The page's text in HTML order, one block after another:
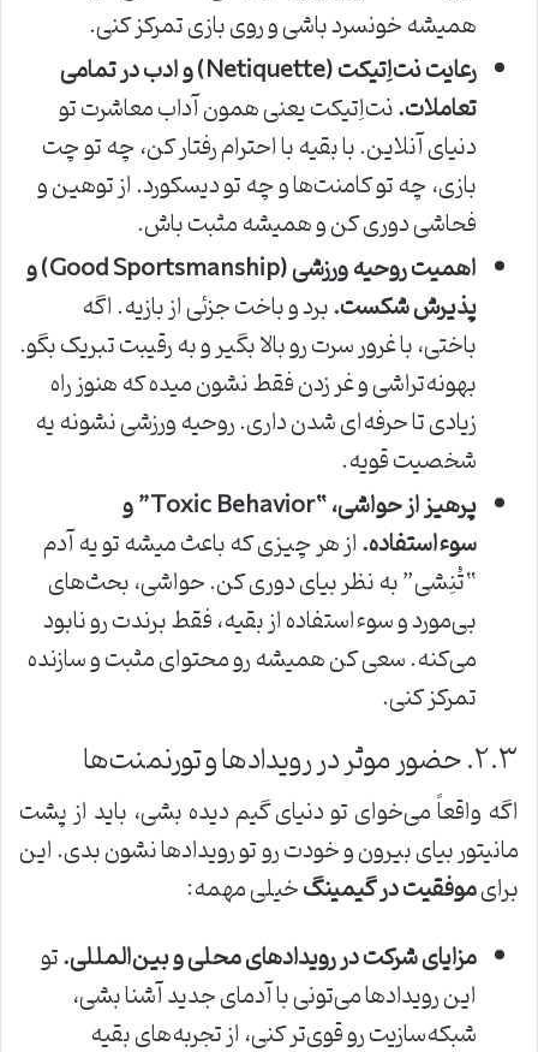
همیشه خونسرد باشی و روی بازی تمرکز کنی.
رعایت نت‌اِتیکت (Netiquette) و ادب در تمامی
تعاملات.نت‌اِتیکت یعنی همون آداب معاشرت تو
دنیای آنلاین. با بقیه با احترام رفتار کن، چه تو چت
بازی، چه تو کامنت‌ها و چه تو دیسکورد. از توهین و
فحاشی دوری کن و همیشه مثبت باش.
اهمیت روحیه ورزشی (Good Sportsmanship) و
پذیرش شکست.برد و باخت جزئی از بازیه. اگه
باختی، با غرور سرت رو بالا بگیر و به رقیبت تبریک بگو.
بهونه‌تراشی و غر زدن فقط نشون میده که هنوز راه
زیادی تا حرفه‌ای شدن داری. روحیه ورزشی نشونه یه
شخصیت قویه.
پرهیز از حواشی، “Toxic Behavior” و
سوءاستفاده.از هر چیزی که باعث میشه تو یه آدم
“تُنِشی” به نظر بیای دوری کن. حواشی، بحث‌های
بی‌مورد و سوءاستفاده از بقیه، فقط برندت رو نابود
می‌کنه. سعی کن همیشه رو محتوای مثبت و سازنده
تمرکز کنی.
۲.۳. حضور موثر در رویدادها و تورنمنت‌ها
اگه واقعاً می‌خوای تو دنیای گیم دیده بشی، باید از پشت
مانیتور بیای بیرون و خودت رو تو رویدادها نشون بدی. این
برایموفقیت در گیمینگخیلی مهمه:
مزایای شرکت در رویدادهای محلی و بین‌المللی.تو
این رویدادها می‌تونی با آدمای جدید آشنا بشی،
شبکه‌سازیت رو قوی‌تر کنی، از تجربه‌های بقیه